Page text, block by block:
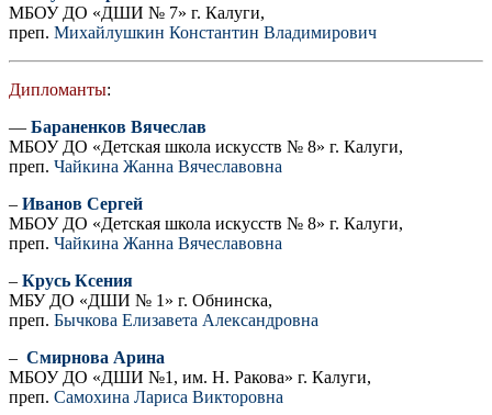
МБОУ ДО «ДШИ № 7» г. Калуги,
преп. Михайлушкин Константин Владимирович
Дипломанты:
— Бараненков Вячеслав
МБОУ ДО «Детская школа искусств № 8» г. Калуги,
преп. Чайкина Жанна Вячеславовна
– Иванов Сергей
МБОУ ДО «Детская школа искусств № 8» г. Калуги,
преп. Чайкина Жанна Вячеславовна
– Крусь Ксения
МБУ ДО «ДШИ № 1» г. Обнинска,
преп. Бычкова Елизавета Александровна
– Смирнова Арина
МБОУ ДО «ДШИ №1, им. Н. Ракова» г. Калуги,
преп. Самохина Лариса Викторовна